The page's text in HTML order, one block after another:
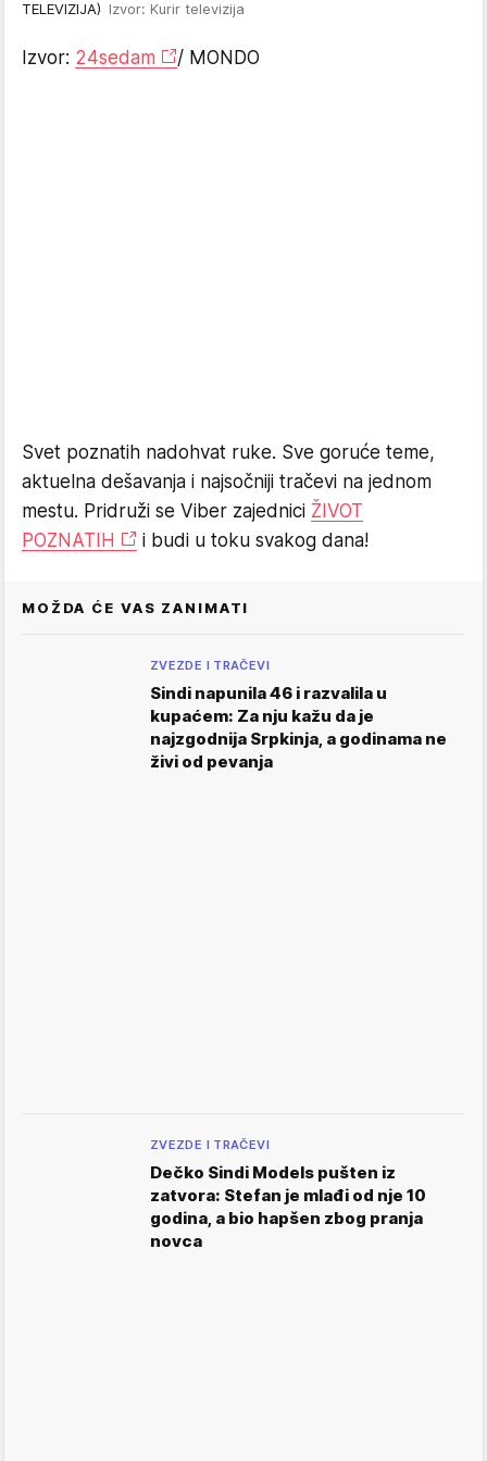
TELEVIZIJA) Izvor: Kurir televizija
Izvor: 24sedam / MONDO
Svet poznatih nadohvat ruke. Sve goruće teme,
aktuelna dešavanja i najsočniji tračevi na jednom
mestu. Pridruži se Viber zajednici ŽIVOT
POZNATIH
i budi u toku svakog dana!
MOŽDA ĆE VAS ZANIMATI
ZVEZDE I TRAČEVI
Sindi napunila 46 i razvalila u
kupaćem: Za nju kažu da je
najzgodnija Srpkinja, a godinama ne
živi od pevanja
ZVEZDE I TRAČEVI
Dečko Sindi Models pušten iz
zatvora: Stefan je mlađi od nje 10
godina, a bio hapšen zbog pranja
novca